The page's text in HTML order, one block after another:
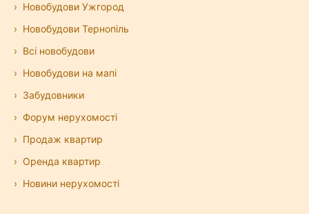
Новобудови Ужгород
Новобудови Тернопіль
Всі новобудови
Новобудови на мапі
Забудовники
Форум нерухомості
Продаж квартир
Оренда квартир
Новини нерухомості